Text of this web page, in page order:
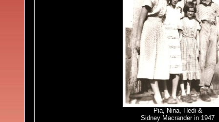
Pia, Nina, Hedi &
Sidney Macrander in 1947